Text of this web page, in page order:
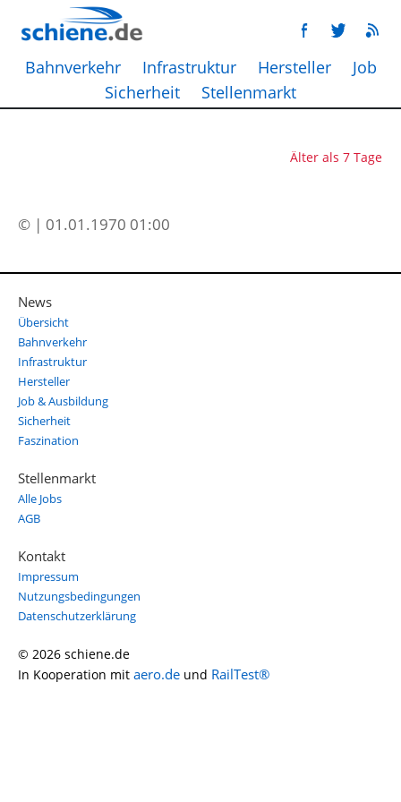
Bahnverkehr Infrastruktur Hersteller
Job
Sicherheit
Stellenmarkt
Älter als 7 Tage
© | 01.01.1970 01:00
News
Übersicht
Bahnverkehr
Infrastruktur
Hersteller
Job & Ausbildung
Sicherheit
Faszination
Stellenmarkt
Alle Jobs
AGB
Kontakt
Impressum
Nutzungsbedingungen
Datenschutzerklärung
© 2026 schiene.de
In Kooperation mit aero.de und RailTest®